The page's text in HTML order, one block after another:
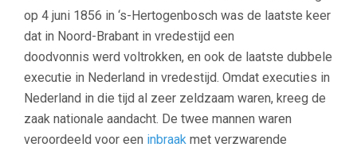
op 4 juni 1856 in ‘s-Hertogenbosch was de laatste keer
dat in Noord-Brabant in vredestijd een
doodvonnis werd voltrokken, en ook de laatste dubbele
executie in Nederland in vredestijd. Omdat executies in
Nederland in die tijd al zeer zeldzaam waren, kreeg de
zaak nationale aandacht. De twee mannen waren
veroordeeld voor een inbraak met verzwarende